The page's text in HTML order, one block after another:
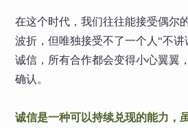
在这个时代，我们往往能接受偶尔
波折，但唯独接受不了一个人“不
诚信，所有合作都会变得小心翼翼
确认。
诚信是一种可以持续兑现的能力，